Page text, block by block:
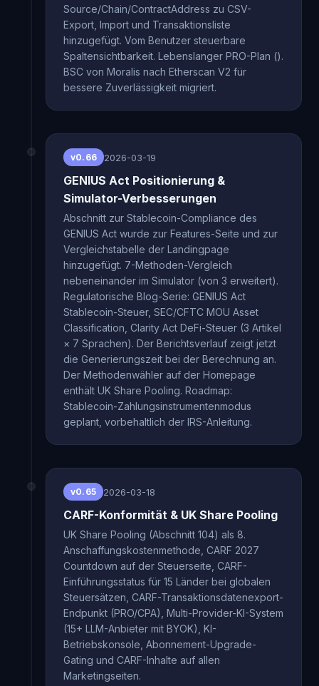
Source/Chain/ContractAddress zu CSV-
Export, Import und Transaktionsliste
hinzugefügt. Vom Benutzer steuerbare
Spaltensichtbarkeit. Lebenslanger PRO-Plan ().
BSC von Moralis nach Etherscan V2 für
bessere Zuverlässigkeit migriert.
v0.66 2026-03-19
GENIUS Act Positionierung &
Simulator-Verbesserungen
Abschnitt zur Stablecoin-Compliance des
GENIUS Act wurde zur Features-Seite und zur
Vergleichstabelle der Landingpage
hinzugefügt. 7-Methoden-Vergleich
nebeneinander im Simulator (von 3 erweitert).
Regulatorische Blog-Serie: GENIUS Act
Stablecoin-Steuer, SEC/CFTC MOU Asset
Classification, Clarity Act DeFi-Steuer (3 Artikel
× 7 Sprachen). Der Berichtsverlauf zeigt jetzt
die Generierungszeit bei der Berechnung an.
Der Methodenwähler auf der Homepage
enthält UK Share Pooling. Roadmap:
Stablecoin-Zahlungsinstrumentenmodus
geplant, vorbehaltlich der IRS-Anleitung.
v0.65 2026-03-18
CARF-Konformität & UK Share Pooling
UK Share Pooling (Abschnitt 104) als 8.
Anschaffungskostenmethode, CARF 2027
Countdown auf der Steuerseite, CARF-
Einführungsstatus für 15 Länder bei globalen
Steuersätzen, CARF-Transaktionsdatenexport-
Endpunkt (PRO/CPA), Multi-Provider-KI-System
(15+ LLM-Anbieter mit BYOK), KI-
Betriebskonsole, Abonnement-Upgrade-
Gating und CARF-Inhalte auf allen
Marketingseiten.